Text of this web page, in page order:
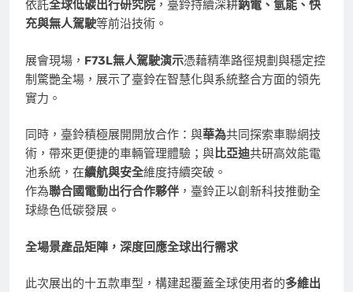
依託全球低碳出行研究院 ，臺鈴持續深耕鈉電、氫能、快
充與無人駕駛等前沿技術。
展會現場， F73L無人駕駛演示憑藉精準路徑規劃與穩定控
制驚艷全場，展示了臺鈴在智慧化與系統整合方面的領先
實力。
同時，臺鈴積極展開開放合作：與華為共同探索車聯網技
術，帶來更便捷的車輛管理體驗；與比亞迪共研高效能電
池系統，在續航與安全維度持續突破。
作為聯合國電動出行合作夥伴 ，臺鈴正以創新科技推動全
球綠色低碳發展。
全場景產品矩陣，深度回應全球出行需求
此次展出的十五款車型，構建起覆蓋全球使用者的多維出